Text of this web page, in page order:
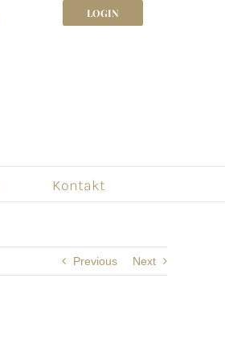
LOGIN
Kontakt
Previous Next